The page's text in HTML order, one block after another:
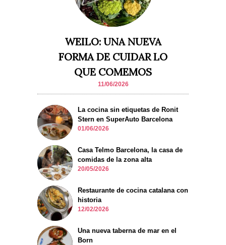
WEILO: UNA NUEVA
FORMA DE CUIDAR LO
QUE COMEMOS
11/06/2026
La cocina sin etiquetas de Ronit
Stern en SuperAuto Barcelona
01/06/2026
Casa Telmo Barcelona, la casa de
comidas de la zona alta
20/05/2026
Restaurante de cocina catalana con
historia
12/02/2026
Una nueva taberna de mar en el
Born